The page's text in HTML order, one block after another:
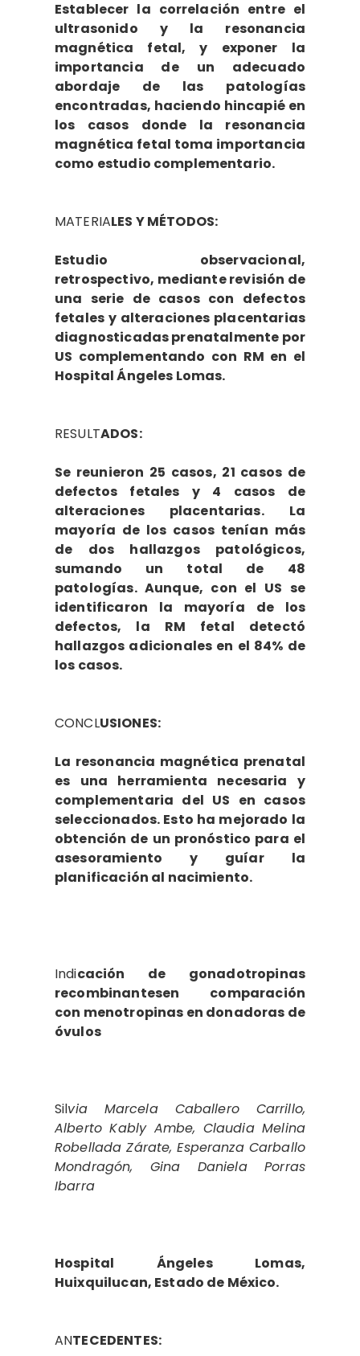
Establecer la correlación entre el
ultrasonido y la resonancia
magnética fetal, y exponer la
importancia de un adecuado
abordaje de las patologías
encontradas, haciendo hincapié en
los casos donde la resonancia
magnética fetal toma importancia
como estudio complementario.
MATERIALES Y MÉTODOS:
Estudio observacional,
retrospectivo, mediante revisión de
una serie de casos con defectos
fetales y alteraciones placentarias
diagnosticadas prenatalmente por
US complementando con RM en el
Hospital Ángeles Lomas.
RESULTADOS:
Se reunieron 25 casos, 21 casos de
defectos fetales y 4 casos de
alteraciones placentarias. La
mayoría de los casos tenían más
de dos hallazgos patológicos,
sumando un total de 48
patologías. Aunque, con el US se
identificaron la mayoría de los
defectos, la RM fetal detectó
hallazgos adicionales en el 84% de
los casos.
CONCLUSIONES:
La resonancia magnética prenatal
es una herramienta necesaria y
complementaria del US en casos
seleccionados. Esto ha mejorado la
obtención de un pronóstico para el
asesoramiento y guíar la
planificación al nacimiento.
Indicación de gonadotropinas
recombinantesen comparación
con menotropinas en donadoras de
óvulos
Silvia Marcela Caballero Carrillo,
Alberto Kably Ambe, Claudia Melina
Robellada Zárate, Esperanza Carballo
Mondragón, Gina Daniela Porras
Ibarra
Hospital Ángeles Lomas,
Huixquilucan, Estado de México.
ANTECEDENTES: